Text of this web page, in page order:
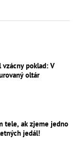
vzácny poklad: V
oltár
tele, ak zjeme jedno
jedál!